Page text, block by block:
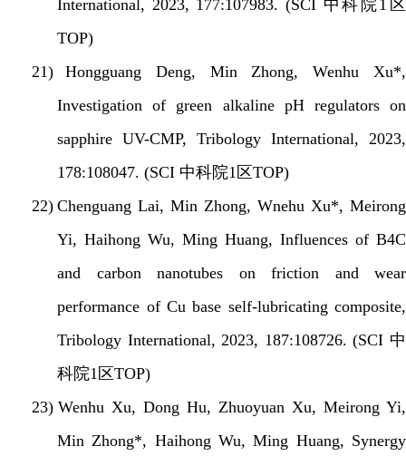
International, 2023, 177:107983. (SCI 中科院1 区
TOP)
21)
Hongguang Deng, Min Zhong, Wenhu Xu*,
Investigation of green alkaline pH regulators on
sapphire UV-CMP, Tribology International, 2023,
178:108047. (SCI 中科院1 区TOP)
22) Chenguang Lai, Min Zhong, Wnehu Xu*, Meirong
Yi, Haihong Wu, Ming Huang, Influences of B4C
and carbon nanotubes on friction and wear
performance of Cu base self-lubricating composite,
Tribology International, 2023, 187:108726. (SCI 中
科院1 区TOP)
23) Wenhu Xu, Dong Hu, Zhuoyuan Xu, Meirong Yi,
Min Zhong*, Haihong Wu, Ming Huang, Synergy